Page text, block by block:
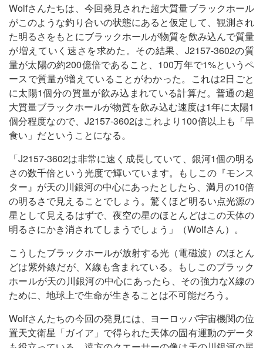
Wolfさんたちは、今回発見された超大質量ブラックホール
がこのような釣り合いの状態にあると仮定して、観測され
た明るさをもとにブラックホールが物質を飲み込んで質量
が増えていく速さを求めた。その結果、J2157-3602の質
量が太陽の約200億倍であること、100万年で1%というペ
ースで質量が増えていることがわかった。これは2日ごと
に太陽1個分の質量が飲み込まれている計算だ。普通の超
大質量ブラックホールが物質を飲み込む速度は1年に太陽1
個分程度なので、J2157-3602はこれより100倍以上も「早
食い」だということになる。
「J2157-3602は非常に速く成長していて、銀河1個の明る
さの数千倍という光度で輝いています。もしこの『モンス
ター』が天の川銀河の中心にあったとしたら、満月の10倍
の明るさで見えることでしょう。驚くほど明るい点光源の
星として見えるはずで、夜空の星のほとんどはこの天体の
明るさにかき消されてしまうでしょう」（Wolfさん）。
こうしたブラックホールが放射する光（電磁波）のほとん
どは紫外線だが、X線も含まれている。もしこのブラック
ホールが天の川銀河の中心にあったら、その強力なX線の
ために、地球上で生命が生きることは不可能だろう。
Wolfさんたちの今回の発見には、ヨーロッパ宇宙機関の位
置天文衛星「ガイア」で得られた天体の固有運動のデータ